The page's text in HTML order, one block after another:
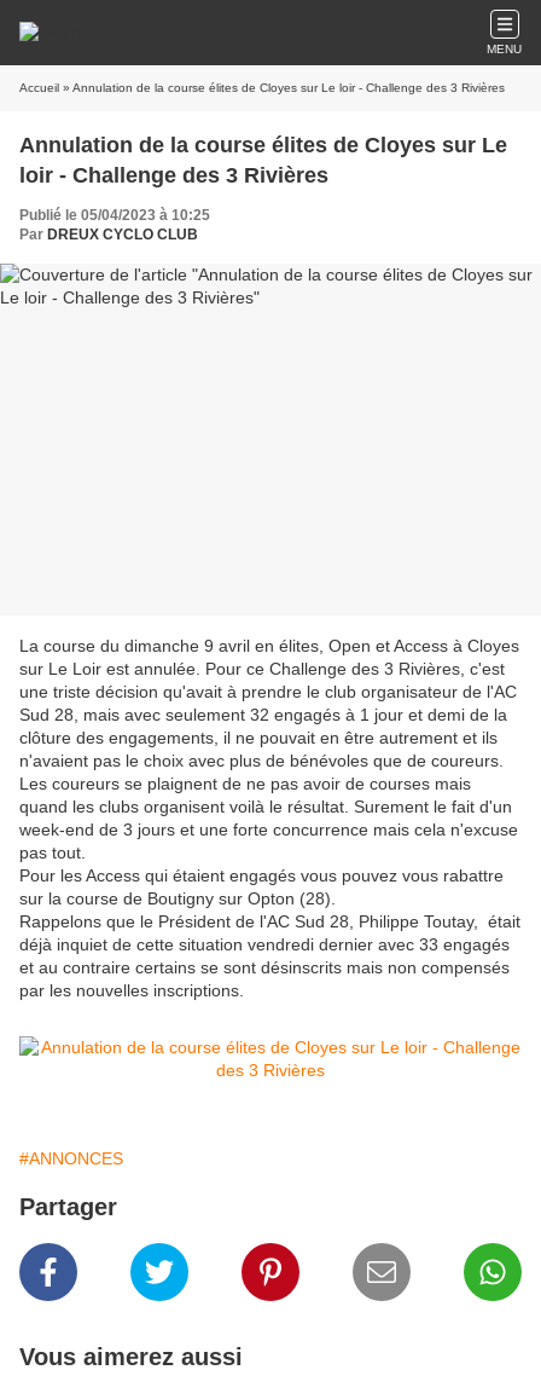
MENU
Accueil » Annulation de la course élites de Cloyes sur Le loir - Challenge des 3 Rivières
Annulation de la course élites de Cloyes sur Le
loir - Challenge des 3 Rivières
Publié le 05/04/2023 à 10:25
Par DREUX CYCLO CLUB
La course du dimanche 9 avril en élites, Open et Access à Cloyes
sur Le Loir est annulée. Pour ce Challenge des 3 Rivières, c'est
une triste décision qu'avait à prendre le club organisateur de l'AC
Sud 28, mais avec seulement 32 engagés à 1 jour et demi de la
clôture des engagements, il ne pouvait en être autrement et ils
n'avaient pas le choix avec plus de bénévoles que de coureurs.
Les coureurs se plaignent de ne pas avoir de courses mais
quand les clubs organisent voilà le résultat. Surement le fait d'un
week-end de 3 jours et une forte concurrence mais cela n'excuse
pas tout.
Pour les Access qui étaient engagés vous pouvez vous rabattre
sur la course de Boutigny sur Opton (28).
Rappelons que le Président de l'AC Sud 28, Philippe Toutay, était
déjà inquiet de cette situation vendredi dernier avec 33 engagés
et au contraire certains se sont désinscrits mais non compensés
par les nouvelles inscriptions.
#ANNONCES
Partager
Vous aimerez aussi